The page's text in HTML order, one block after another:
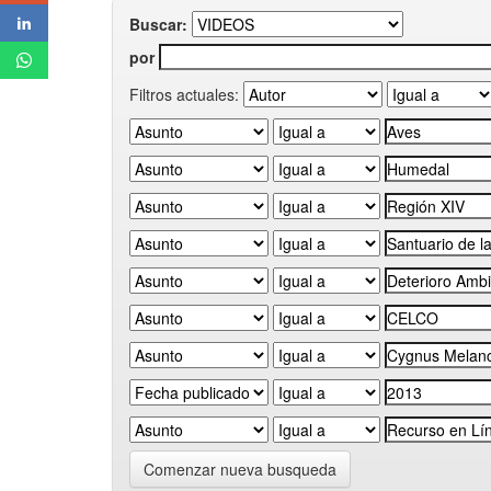
Buscar:
por
Filtros actuales:
Comenzar nueva busqueda